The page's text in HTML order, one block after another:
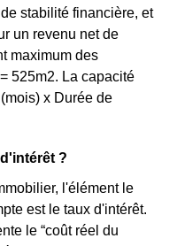
stabilité financière, et
un revenu net de
maximum des
525m2. La capacité
x Durée de
?
l'élément le
est le taux d'intérêt.
le “coût réel du